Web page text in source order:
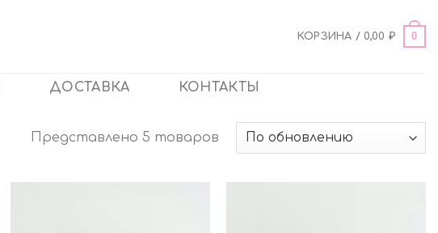
КОРЗИНА /0,00 ₽ 0
ДОСТАВКА КОНТАКТЫ
Представлено 5 товаров